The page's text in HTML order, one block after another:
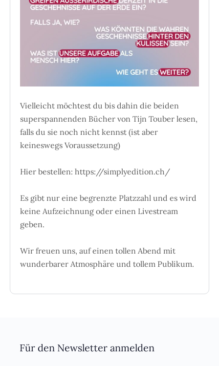
Vielleicht möchtest du bis dahin die beiden
superspannenden Bücher von Tijn Touber lesen,
falls du sie noch nicht kennst (ist aber
keineswegs Voraussetzung)
Hier bestellen: https://simplyedition.ch/
Es gibt nur eine begrenzte Platzzahl und es wird
keine Aufzeichnung oder einen Livestream
geben.
Wir freuen uns, auf einen tollen Abend mit
wunderbarer Atmosphäre und tollem Publikum.
Für den Newsletter anmelden